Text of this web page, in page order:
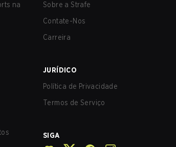
na
Sobre a Strafe
Contate-Nos
Carreira
JURÍDICO
Política de Privacidade
Termos de Serviço
SIGA